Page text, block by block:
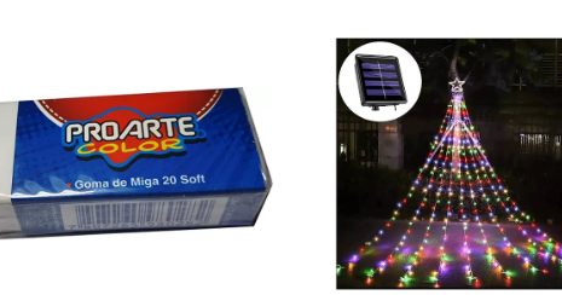
Ver detalles Ver